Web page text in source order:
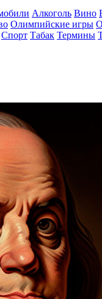
Алкоголь Вино
Олимпийские игры
Спорт Табак Термины